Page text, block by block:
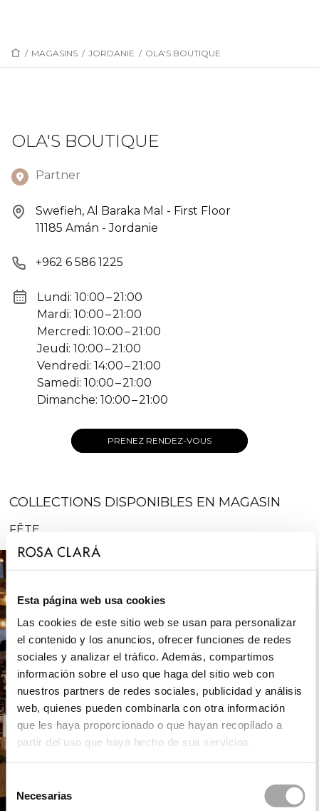
Esta página web usa cookies
Las cookies de este sitio web se usan para personalizar
el contenido y los anuncios, ofrecer funciones de redes
sociales y analizar el tráfico. Además, compartimos
información sobre el uso que haga del sitio web con
nuestros partners de redes sociales, publicidad y análisis
web, quienes pueden combinarla con otra información
que les haya proporcionado o que hayan recopilado a
partir del uso que haya hecho de sus servicios.
de Necesarias
/ MAGASINS / JORDANIE / OLA'S BOUTIQUE
OLA'S BOUTIQUE
Partner
Swefieh, Al Baraka Mal - First Floor
11185 Amán - Jordanie
+962 6 586 1225
Lundi: 10:00 – 21:00
Mardi: 10:00 – 21:00
Mercredi: 10:00 – 21:00
Jeudi: 10:00 – 21:00
Vendredi: 14:00 – 21:00
Samedi: 10:00 – 21:00
Dimanche: 10:00 – 21:00
PRENEZ RENDEZ-VOUS
COLLECTIONS DISPONIBLES EN MAGASIN
FÊTE